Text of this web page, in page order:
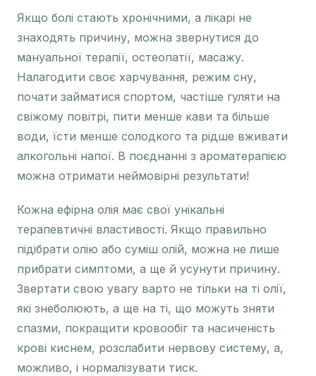
Якщо болі стають хронічними, а лікарі не
знаходять причину, можна звернутися до
мануальної терапії, остеопатії, масажу.
Налагодити своє харчування, режим сну,
почати займатися спортом, частіше гуляти на
свіжому повітрі, пити менше кави та більше
води, їсти менше солодкого та рідше вживати
алкогольні напої. В поєднанні з ароматерапією
можна отримати неймовірні результати!
Кожна ефірна олія має свої унікальні
терапевтичні властивості. Якщо правильно
підібрати олію або суміш олій, можна не лише
прибрати симптоми, а ще й усунути причину.
Звертати свою увагу варто не тільки на ті олії,
які знеболюють, а ще на ті, що можуть зняти
спазми, покращити кровообіг та насиченість
крові киснем, розслабити нервову систему, а,
можливо, і нормалізувати тиск.